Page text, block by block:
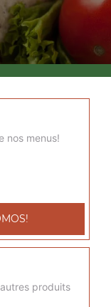
steak
nos menus!
produits